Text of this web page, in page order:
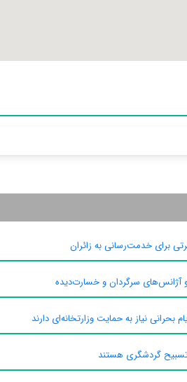
برای خدمت‌رسانی به زائران
آژانس‌های سرگردان و خسارت‌دیده
بحرانی نیاز به حمایت وزارتخانه‌ای دارند
گردشگری هستند